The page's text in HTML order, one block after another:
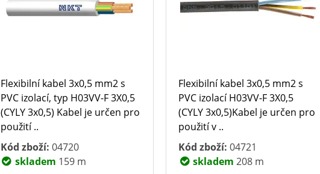
Flexibilní kabel 3x0,5 mm2 s
PVC izolací, typ H03VV-F 3X0,5
(CYLY 3x0,5) Kabel je určen pro
použití ..
Kód zboží: 04720
skladem 159 m
Flexibilní kabel 3x0,5 mm2 s
PVC izolací H03VV-F 3X0,5
(CYLY 3x0,5)Kabel je určen pro
použití v ..
Kód zboží: 04721
skladem 208 m